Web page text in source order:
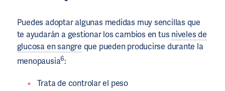
Puedes adoptar algunas medidas muy sencillas que
te ayudarán a gestionar los cambios en tus niveles de
glucosa en sangre que pueden producirse durante la
menopausia6:
Trata de controlar el peso